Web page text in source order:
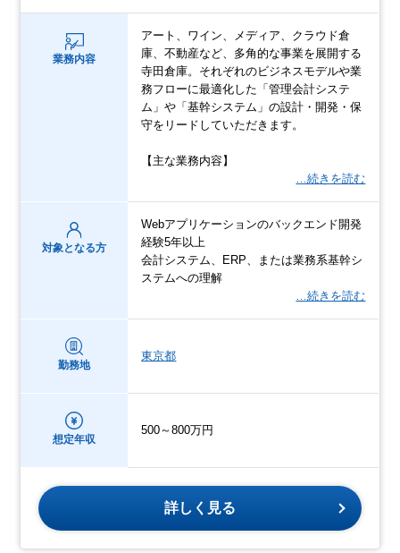
業務内容
アート、ワイン、メディア、クラウド倉
庫、不動産など、多角的な事業を展開する
寺田倉庫。それぞれのビジネスモデルや業
務フローに最適化した「管理会計システ
ム」や「基幹システム」の設計・開発・保
守をリードしていただきます。
【主な業務内容】
…続きを読む
対象となる方
Webアプリケーションのバックエンド開発
経験5年以上
会計システム、ERP、または業務系基幹シ
ステムへの理解
…続きを読む
勤務地
東京都
想定年収
500～800万円
詳しく見る